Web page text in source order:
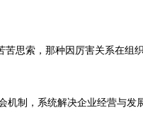
思索，那种因厉害关系在组
制，系统解决企业经营与发